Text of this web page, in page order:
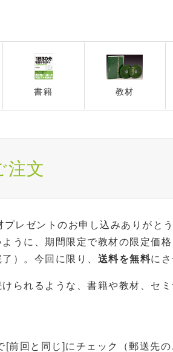
書籍 教材
注文
プレゼントのお申し込みありがと
うに、期間限定で教材の限定価
）。今回に限り、 送料を無料に
られるような、書籍や教材、セ
前回と同じ]にチェック（郵送先の